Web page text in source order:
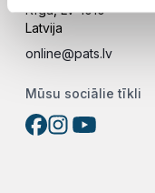
Rīga, LV-1010
Latvija
online@pats.lv
Mūsu sociālie tīkli